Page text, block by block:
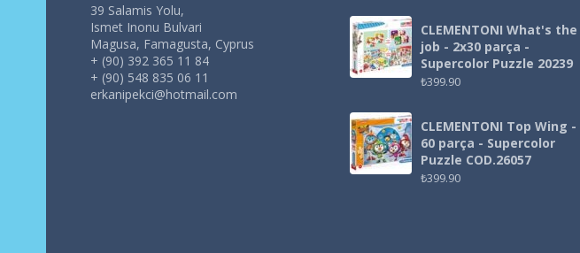
39 Salamis Yolu,
Ismet Inonu Bulvari
Magusa, Famagusta, Cyprus
+ (90) 392 365 11 84
+ (90) 548 835 06 11
erkanipekci@hotmail.com
CLEMENTONI What's the
job - 2x30 parça -
Supercolor Puzzle 20239
₺399.90
CLEMENTONI Top Wing -
60 parça - Supercolor
Puzzle COD.26057
₺399.90